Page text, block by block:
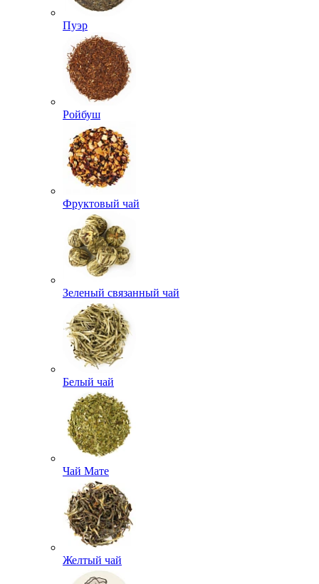
Пуэр
Ройбуш
Фруктовый чай
Зеленый связанный чай
Белый чай
Чай Мате
Желтый чай